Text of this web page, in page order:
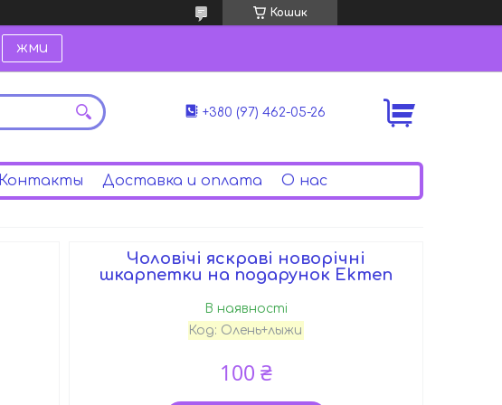
Кошик
жми
+380 (97) 462-05-26
Контакты Доставка и оплата О нас
Чоловічі яскраві новорічні
шкарпетки на подарунок Ekmen
В наявності
Код: Олень+лыжи
100 ₴